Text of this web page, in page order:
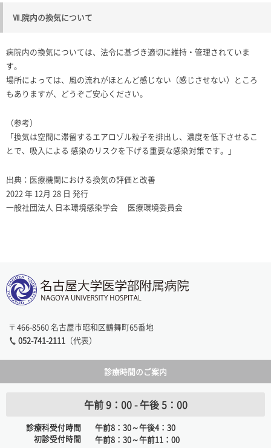
Ⅶ.院内の換気について
病院内の換気については、法令に基づき適切に維持・管理されていま
す。
場所によっては、風の流れがほとんど感じない（感じさせない）ところ
もありますが、どうぞご安心ください。
（参考）
「換気は空間に滞留するエアロゾル粒子を排出し、濃度を低下させるこ
とで、吸入による 感染のリスクを下げる重要な感染対策です。」
出典：医療機関における換気の評価と改善
2022 年 12月 28 日 発行
一般社団法人 日本環境感染学会 医療環境委員会
〒466-8560 名古屋市昭和区鶴舞町65番地
052-741-2111 （代表）
診療時間のご案内
午前 9：00 - 午後 5：00
診療科受付時間
初診受付時間
午前8：30～午後4：30
午前8：30～午前11：00